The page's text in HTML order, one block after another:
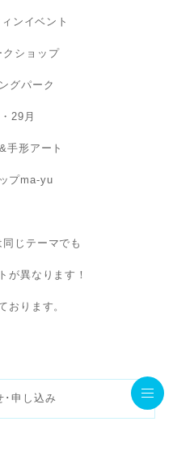
ンイベント
クショップ
グパーク
29月
手形アート
プma-yu
じテーマでも
が異なります！
おります。
･申し込み